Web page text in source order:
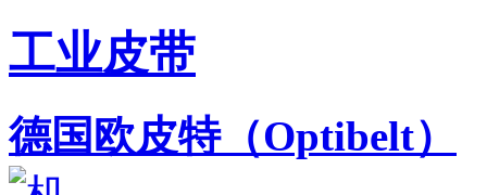
工业皮带
德国欧皮特（Optibelt）